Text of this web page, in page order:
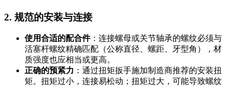
2. 规范的安装与连接
使用合适的配合件：连接螺母或关节轴承的螺纹必须与
活塞杆螺纹精确匹配（公称直径、螺距、牙型角），材
质强度也应相当或更高。
正确的预紧力 ：通过扭矩扳手施加制造商推荐的安装扭
矩。扭矩过小，连接易松动；扭矩过大，可能导致螺纹